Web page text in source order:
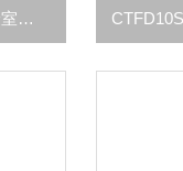
CTFD12S/12P/12T/12PT-U实验室立式冻干机